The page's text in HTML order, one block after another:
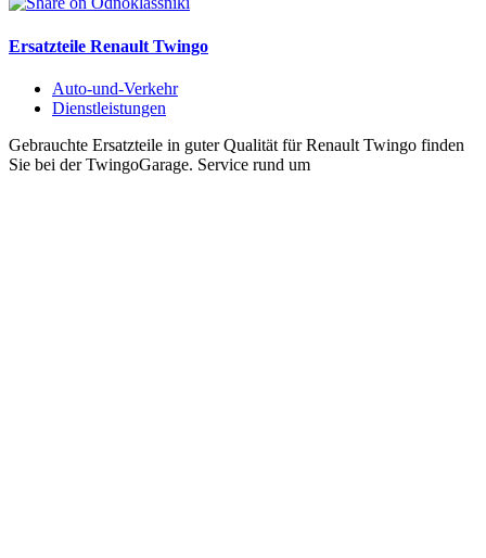
Ersatzteile Renault Twingo
Auto-und-Verkehr
Dienstleistungen
Gebrauchte Ersatzteile in guter Qualität für Renault Twingo finden
Sie bei der TwingoGarage. Service rund um